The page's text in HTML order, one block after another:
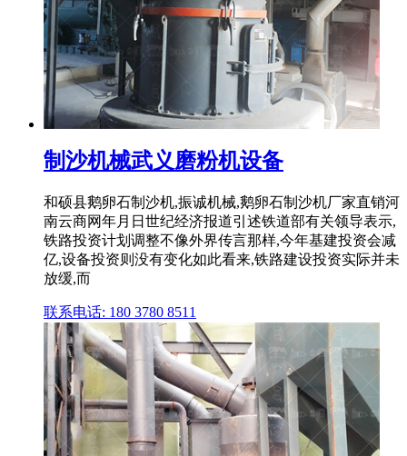
制沙机械武义磨粉机设备
和硕县鹅卵石制沙机,振诚机械,鹅卵石制沙机厂家直销河
南云商网年月日世纪经济报道引述铁道部有关领导表示,
铁路投资计划调整不像外界传言那样,今年基建投资会减
亿,设备投资则没有变化如此看来,铁路建设投资实际并未
放缓,而
联系电话: 180 3780 8511